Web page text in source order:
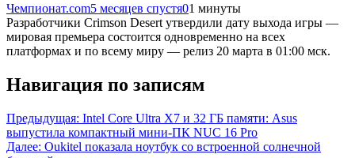
Чемпионат.com5 месяцев спустя01 минуты
Разработчики Crimson Desert утвердили дату выхода игры —
мировая премьера состоится одновременно на всех
платформах и по всему миру — релиз 20 марта в 01:00 мск.
Навигация по записям
Предыдущая: Intel Core Ultra X7 и 32 ГБ памяти: Asus
выпустила компактный мини-ПК NUC 16 Pro
Далее: Oukitel показала ноутбук со встроенной солнечной